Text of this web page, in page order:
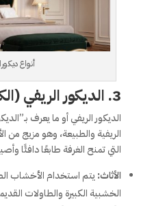
أنواع
3. الديكور الريفي
الديكور الريفي أو ما يعرف
الريفية والطبيعة، وهو مزيج من
التي تمنح الغرفة طابعًا دافئًا
الأثاث: يتم استخدام الأخشاب
الخشبية الكبيرة والطاولات